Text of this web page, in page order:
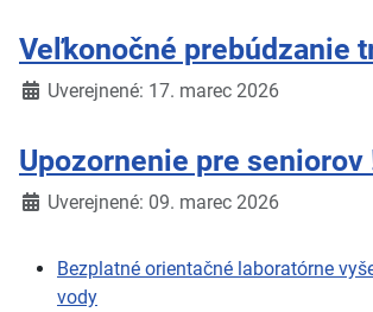
Veľkonočné prebúdzanie
DetailyUverejnené: 17. marec 2026
Upozornenie pre seniorov
DetailyUverejnené: 09. marec 2026
Bezplatné orientačné laboratórne
vody